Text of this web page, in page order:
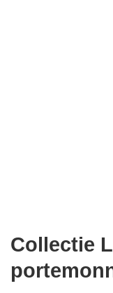
Collectie